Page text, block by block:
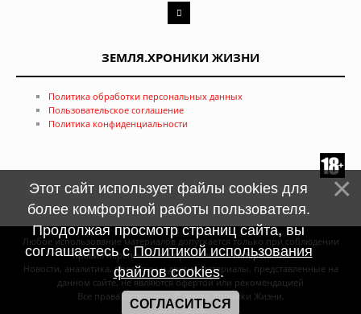
ЗЕМЛЯ.ХРОНИКИ ЖИЗНИ
Политика обработки персональных данных
Пользовательское соглашение
Политика конфиденциальности
Любое использование материалов допускается только при соблюдении
правил перепечатки и при наличиигиперссылки
Новости, аналитика, прогнозы и другие материалы, представленные на
данном сайте, не являются офертой или рекомендацией
Все права защищены © Земля. Хроники Жизни,
2011—2026
Этот сайт использует файлы cookies для
более комфортной работы пользователя.
Продолжая просмотр страниц сайта, вы
соглашаетесь сПолитикой использования
файлов cookies.
СОГЛАСИТЬСЯ